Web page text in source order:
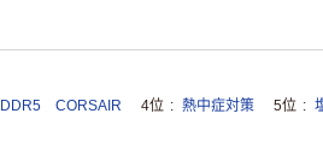
DDR5 CORSAIR 4位 熱中症対策 5位